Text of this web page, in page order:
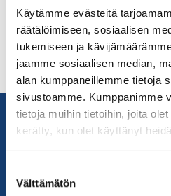
Käytämme evästeitä
räätälöimiseen, sosiaalisen
tukemiseen ja
jaamme sosiaalisen median,
alan kumppaneillemme tietoja
sivustoamme. Kumppanimme
tietoja muihin tietoihin, joita
kerätty, kun olet käyttänyt
valinta
Välttämätön
löydät täältä. Mikäli sinulla ei
niin ilmoittaudu ennakkoon
12 mennessä. Katso
klikkaa sitä, täytä lomake ja
valmentajille. Seuraavat […]
Yhteystiedot
Suomen